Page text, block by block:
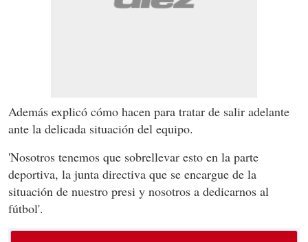
Además explicó cómo hacen para tratar de salir adelante
ante la delicada situación del equipo.
'Nosotros tenemos que sobrellevar esto en la parte
deportiva, la junta directiva que se encargue de la
situación de nuestro presi y nosotros a dedicarnos al
fútbol'.